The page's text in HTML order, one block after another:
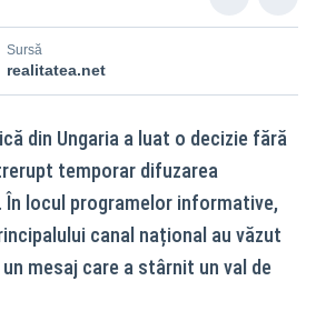
Sursă
realitatea.net
din Ungaria a luat o decizie fără
temporar difuzarea
În locul programelor informative,
canal național au văzut
mesaj care a stârnit un val de